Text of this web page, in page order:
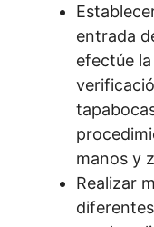
entrada
efectúe
manos y
Realizar